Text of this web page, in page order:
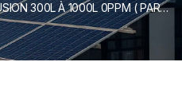
À 1000L 0PPM ( PARTICULES PAR MILLION)